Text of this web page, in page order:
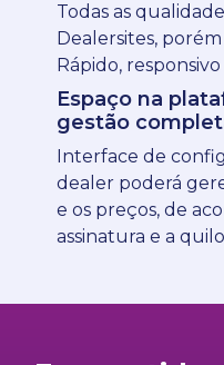
Todas as
Dealersites,
Rápido,
Espaço na
gestão
Interface de
dealer poderá
e os preços, de
assinatura e a